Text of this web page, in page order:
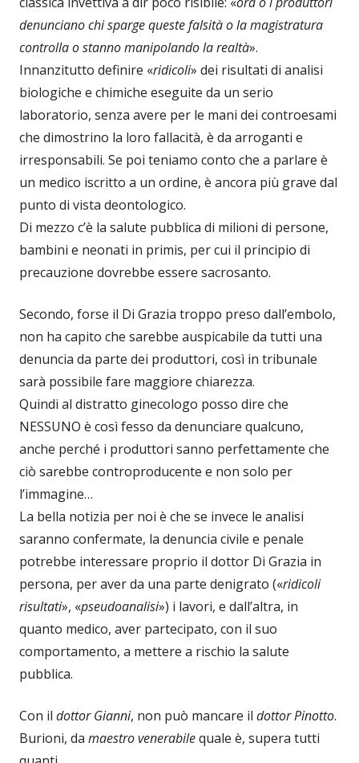
denunciano chi sparge queste falsità o la magistratura
controlla o stanno manipolando la realtà».
Innanzitutto definire «ridicoli» dei risultati di analisi
biologiche e chimiche eseguite da un serio
laboratorio, senza avere per le mani dei controesami
che dimostrino la loro fallacità, è da arroganti e
irresponsabili. Se poi teniamo conto che a parlare è
un medico iscritto a un ordine, è ancora più grave dal
punto di vista deontologico.
Di mezzo c’è la salute pubblica di milioni di persone,
bambini e neonati in primis, per cui il principio di
precauzione dovrebbe essere sacrosanto.
Secondo, forse il Di Grazia troppo preso dall’embolo,
non ha capito che sarebbe auspicabile da tutti una
denuncia da parte dei produttori, così in tribunale
sarà possibile fare maggiore chiarezza.
Quindi al distratto ginecologo posso dire che
NESSUNO è così fesso da denunciare qualcuno,
anche perché i produttori sanno perfettamente che
ciò sarebbe controproducente e non solo per
l’immagine…
La bella notizia per noi è che se invece le analisi
saranno confermate, la denuncia civile e penale
potrebbe interessare proprio il dottor Di Grazia in
persona, per aver da una parte denigrato («ridicoli
risultati», «pseudoanalisi») i lavori, e dall’altra, in
quanto medico, aver partecipato, con il suo
comportamento, a mettere a rischio la salute
pubblica.
Con il dottor Gianni, non può mancare il dottor Pinotto.
Burioni, da maestro venerabilequale è, supera tutti